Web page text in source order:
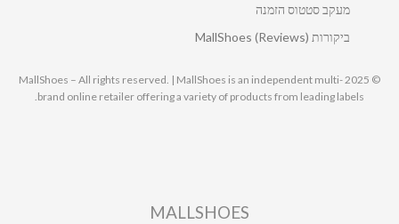
מעקב סטטוס הזמנה
ביקורות MallShoes (Reviews)
© 2025 MallShoes – All rights reserved. | MallShoes is an independent multi-
brand online retailer offering a variety of products from leading labels.
MALLSHOES